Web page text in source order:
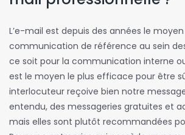
L’e-mail est depuis des années le
communication de référence au sein
ce soit pour la communication interne
est le moyen le plus efficace pour être
interlocuteur reçoive bien notre
entendu, des messageries gratuites et
mais elles sont plutôt recommandées